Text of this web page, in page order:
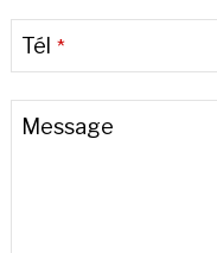
Tél *
Message